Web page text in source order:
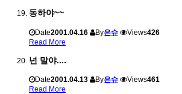
동하야~~
Date2001.04.16 By은슈 Views426
Read More
넌 말야....
Date2001.04.13 By은슈 Views461
Read More